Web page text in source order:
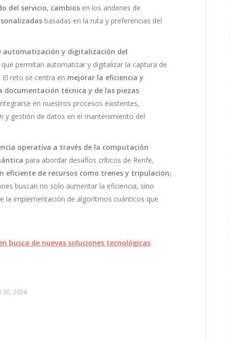
del servicio, cambios en los andenes de
basadas en la ruta y preferencias del
automatización y digitalización del
permitan automatizar y digitalizar la captura de
reto se centra en mejorar la eficiencia y
documentación técnica y de las piezas
en nuestros procesos existentes,
y gestión de datos en el mantenimiento del
operativa a través de la computación
para abordar desafíos críticos de Renfe,
de recursos como trenes y tripulación;
buscan no solo aumentar la eficiencia, sino
la implementación de algoritmos cuánticos que
busca de nuevas soluciones tecnológicas
30, 2024